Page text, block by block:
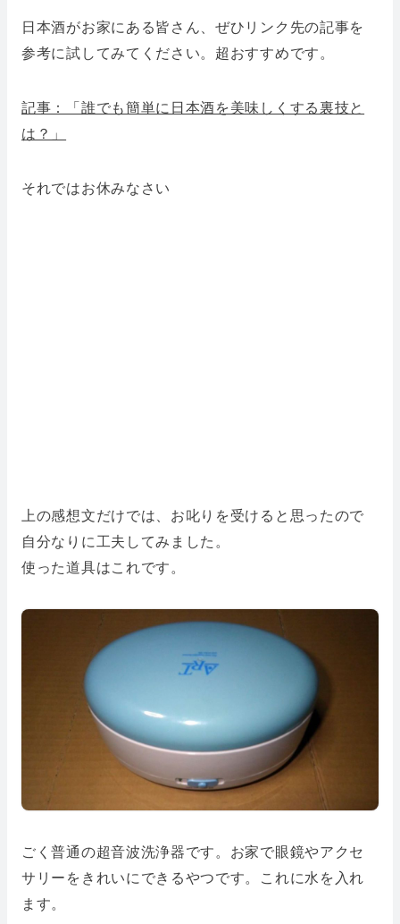
日本酒がお家にある皆さん、ぜひリンク先の記事を
参考に試してみてください。超おすすめです。
記事：「誰でも簡単に日本酒を美味しくする裏技と
は？」
それではお休みなさい
上の感想文だけでは、お叱りを受けると思ったので
自分なりに工夫してみました。
使った道具はこれです。
ごく普通の超音波洗浄器です。お家で眼鏡やアクセ
サリーをきれいにできるやつです。これに水を入れ
ます。